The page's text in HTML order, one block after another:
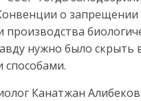
о запрещении
производства
нужно было скрыть
Канатжан